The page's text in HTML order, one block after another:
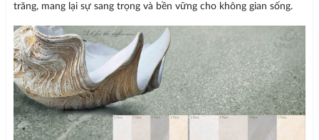
trăng, mang lại sự sang trọng và bền vững cho không gian sống.